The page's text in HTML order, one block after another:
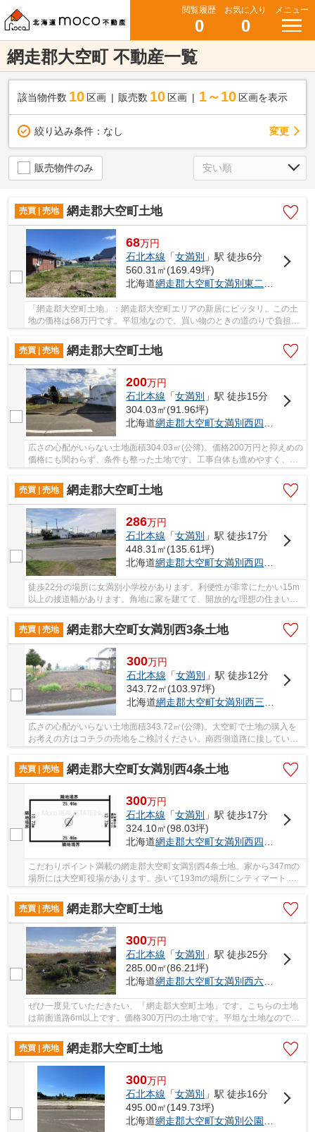
閲覧履歴
0
お気に入り
0
メニュー
網走郡大空町 不動産一覧
該当物件数 10 区画 販売数 10 区画 1～10 区画を表示
絞り込み条件： なし 変更
販売物件のみ
売買 | 売地 網走郡大空町土地
68万円
石北本線 「女満別 」駅 徒歩6分
560.31㎡(169.49坪)
北海道網走郡大空町女満別東二条
「網走郡大空町土地」：網走郡大空町エリアの新居にピッタリ。この土
地の価格は68万円です。平坦地なので、買い物のときの道のりで負担抑
売買 | 売地
網走郡大空町土地
200万円
石北本線 「女満別 」駅 徒歩15分
304.03㎡(91.96坪)
北海道網走郡大空町女満別西四条
広さの心配がいらない土地面積304.03㎡(公簿)。価格200万円と抑えめの
価格にも関わらず、条件も整った土地です。工事自体も進めやすく、工
売買 | 売地
網走郡大空町土地
286万円
石北本線 「女満別 」駅 徒歩17分
448.31㎡(135.61坪)
北海道網走郡大空町女満別西四条
徒歩22分の場所に女満別小学校があります。利便性が非常にたかい15m
以上の接道幅があります。角地に家を建てて、開放的な理想の住まいを
売買 | 売地
網走郡大空町女満別西3条土地
300万円
石北本線 「女満別 」駅 徒歩12分
343.72㎡(103.97坪)
北海道網走郡大空町女満別西三条
広さの心配がいらない土地面積343.72㎡(公簿)。大空町で土地の購入を
お考えの方はコチラの売地をご検討ください。南西側道路に接している
売買 | 売地
網走郡大空町女満別西4条土地
300万円
石北本線 「女満別 」駅 徒歩17分
324.10㎡(98.03坪)
北海道網走郡大空町女満別西四条
こだわりポイント満載の網走郡大空町女満別西4条土地。家から347mの
場所には大空町役場があります。歩いて193mの場所にシティマート め
売買 | 売地
網走郡大空町土地
300万円
石北本線 「女満別 」駅 徒歩25分
285.00㎡(86.21坪)
北海道網走郡大空町女満別西六条
ぜひ一度見ていただきたい、「網走郡大空町土地」です。こちらの土地
は前面道路6m以上です。価格300万円の土地です。平坦な土地なので、
擁壁・造成費用を抑えられます。地域に詳しい当...
売買 | 売地
網走郡大空町土地
300万円
石北本線 「女満別 」駅 徒歩16分
495.00㎡(149.73坪)
北海道網走郡大空町女満別公園